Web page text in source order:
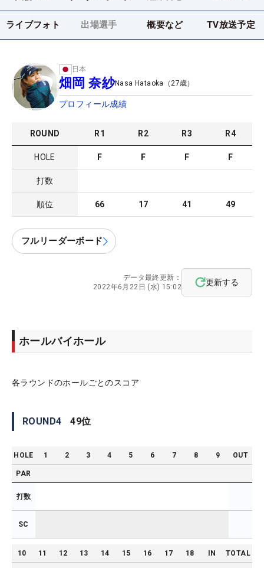
ライブフォト 出場選手 概要など TV放送予定
日本
畑岡 奈紗Nasa Hataoka （ 27歳）
プロフィール成績
ROUND R1 R2 R3 R4
HOLE F F F F
打数
順位 66 17 41 49
フルリーダーボード
データ最終更新：
2022年6月22日 (水) 15:02
更新する
ホールバイホール
各ラウンドのホールごとのスコア
ROUND4 49位
HOLE 1 2 3 4 5 6 7 8 9 OUT
PAR
打数
SC
10 11 12 13 14 15 16 17 18 IN TOTAL